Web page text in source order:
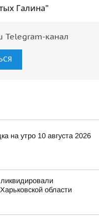
Галина"
Telegram-канал
на утро 10 августа 2026
области